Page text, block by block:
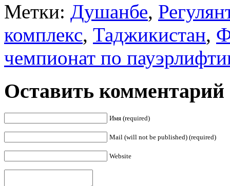
Метки: Душанбе,
комплекс, Таджикистан,
чемпионат по
Оставить комментарий
Имя (required)
Mail (will not be published) (required)
Website